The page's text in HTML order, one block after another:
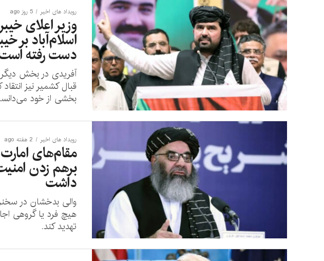
رویداد های اخیر 5 روز ago
وزیر اعلای
اسلام‌آباد بر
دست رفته
آفریدی در بخش
قبال کشمیر نیز
بخشی از خود
رویداد های اخیر 2 هفته ago
مقام‌های
برهم زدن
داشت
والی بدخشان در
هیچ فرد یا گروهی
تهدید کند.